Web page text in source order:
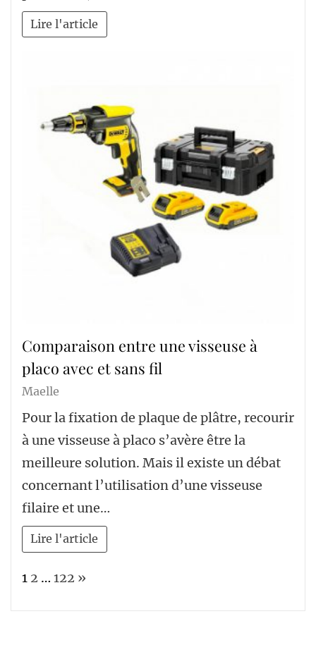
Lire l'article
Comparaison entre une visseuse à
placo avec et sans fil
Maelle
Pour la fixation de plaque de plâtre, recourir
à une visseuse à placo s’avère être la
meilleure solution. Mais il existe un débat
concernant l’utilisation d’une visseuse
filaire et une…
Lire l'article
Page:
1 2 … 122 Next
»